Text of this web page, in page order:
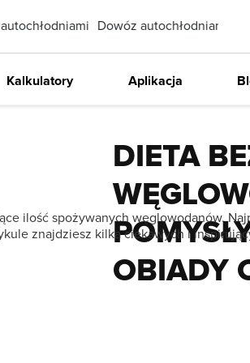
Dowóz autochłodniami
Kalkulatory Aplikacja
8/29/2023
Porady
DIETA
OBIADY
ilość spożywanych węglowodanów.
znajdziesz kilka ciekawych i